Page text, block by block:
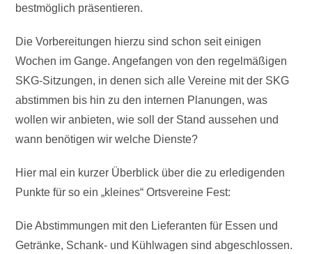
bestmöglich präsentieren.
Die Vorbereitungen hierzu sind schon seit einigen
Wochen im Gange. Angefangen von den regelmäßigen
SKG-Sitzungen, in denen sich alle Vereine mit der SKG
abstimmen bis hin zu den internen Planungen, was
wollen wir anbieten, wie soll der Stand aussehen und
wann benötigen wir welche Dienste?
Hier mal ein kurzer Überblick über die zu erledigenden
Punkte für so ein „kleines“ Ortsvereine Fest:
Die Abstimmungen mit den Lieferanten für Essen und
Getränke, Schank- und Kühlwagen sind abgeschlossen.